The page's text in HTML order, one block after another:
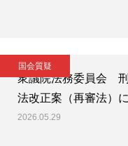
国会質疑
衆議院法務委員会
法改正案（再審法）
2026.05.29